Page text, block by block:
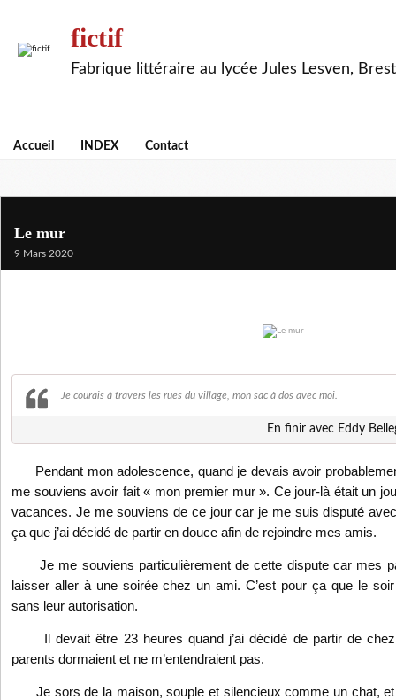
fictif
Fabrique littéraire au lycée Jules Lesven, Brest
Accueil INDEX Contact
Le mur
9 Mars 2020
Je courais à travers les rues du village, mon sac à dos avec moi.
En finir avec Eddy
Pendant mon adolescence, quand je devais avoir
me souviens avoir fait « mon premier mur ». Ce jour-là était un
vacances. Je me souviens de ce jour car je me suis disputé
ça que j’ai décidé de partir en douce afin de rejoindre mes amis.
Je me souviens particulièrement de cette dispute car mes
laisser aller à une soirée chez un ami. C’est pour ça que le soir
sans leur autorisation.
Il devait être 23 heures quand j’ai décidé de partir de
parents dormaient et ne m’entendraient pas.
Je sors de la maison, souple et silencieux comme un chat, et